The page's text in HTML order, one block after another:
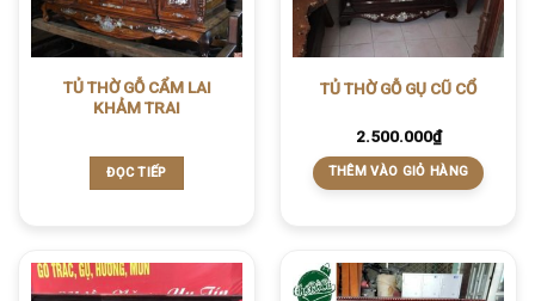
TỦ THỜ GỖ CẨM LAI
KHẢM TRAI
ĐỌC TIẾP
TỦ THỜ GỖ GỤ CŨ CỔ
2.500.000₫
THÊM VÀO GIỎ HÀNG